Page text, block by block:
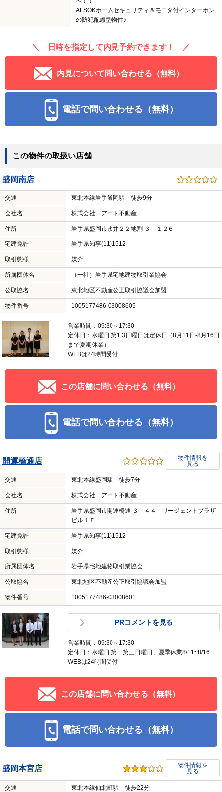
ALSOKホームセキュリティ＆モニタ付インターホン
の防犯配慮型物件♪
＼ 日時を指定して内見予約できます！ ／
内見について問い合わせる（無料）
電話で問い合わせる（無料）
この物件の取扱い店舗
盛岡南店
交通 東北本線岩手飯岡駅 徒歩9分
会社名 株式会社 アート不動産
住所 岩手県盛岡市永井２２地割 ３－１２６
宅建免許 岩手県知事(11)1512
取引態様 媒介
所属団体名 （一社）岩手県宅地建物取引業協会
公取協名 東北地区不動産公正取引協議会加盟
物件番号 1005177486-03008605
営業時間：09:30～17:30
定休日：水曜日 第1.3日曜日は定休日（8月11日-8月16日
まで夏期休業）
WEBは24時間受付
この店舗に問い合わせる（無料）
電話で問い合わせる（無料）
開運橋通店
物件情報を
見る
交通 東北本線盛岡駅 徒歩7分
会社名 株式会社 アート不動産
住所
岩手県盛岡市開運橋通 ３－４４ リージェントプラザ
ビル１Ｆ
宅建免許 岩手県知事(11)1512
取引態様 媒介
所属団体名 岩手県宅地建物取引業協会
公取協名 東北地区不動産公正取引協議会加盟
物件番号 1005177486-03008601
PRコメントを見る
営業時間：09:30～17:30
定休日：水曜日 第一第三日曜日、夏季休業8/11~8/16
WEBは24時間受付
この店舗に問い合わせる（無料）
電話で問い合わせる（無料）
盛岡本宮店
物件情報を
見る
交通 東北本線仙北町駅 徒歩22分